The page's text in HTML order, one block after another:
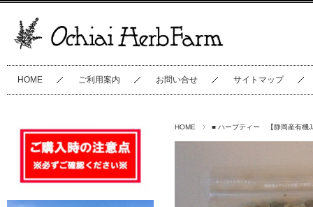
HOME ご利用案内 お問い合せ サイトマップ
HOME ■ ハーブティー 【静岡産有機